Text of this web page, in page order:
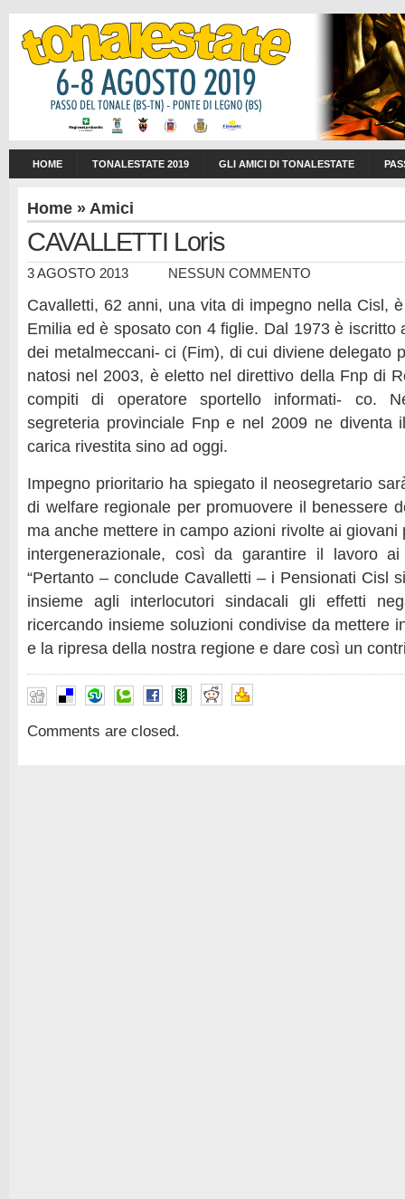
HOME TONALESTATE 2019 GLI AMICI DI TONALESTATE
Home » Amici
CAVALLETTI Loris
3 AGOSTO 2013 NESSUN COMMENTO
Cavalletti, 62 anni, una vita di impegno nella Cisl,
Emilia ed è sposato con 4 figlie. Dal 1973 è iscritto
dei metalmeccani- ci (Fim), di cui diviene delegato
natosi nel 2003, è eletto nel direttivo della Fnp di
compiti di operatore sportello informati- co.
segreteria provinciale Fnp e nel 2009 ne diventa
carica rivestita sino ad oggi.
Impegno prioritario ha spiegato il neosegretario
di welfare regionale per promuovere il benessere
ma anche mettere in campo azioni rivolte ai giovani
intergenerazionale, così da garantire il lavoro
“Pertanto – conclude Cavalletti – i Pensionati Cisl
insieme agli interlocutori sindacali gli effetti
ricercando insieme soluzioni condivise da mettere
e la ripresa della nostra regione e dare così un
Comments are closed.